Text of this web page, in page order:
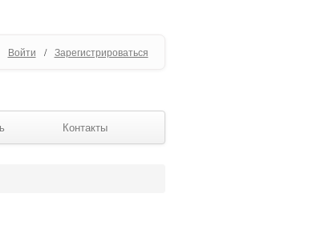
Войти / Зарегистрироваться
Контакты